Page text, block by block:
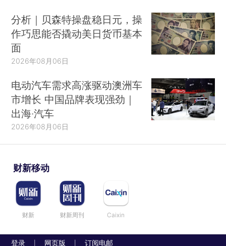
分析｜贝森特操盘稳日元，操
作巧思能否撬动美日货币基本
面
2026年08月06日
电动汽车需求高涨驱动澳洲车
市增长 中国品牌表现强劲｜
出海·汽车
2026年08月06日
财新移动
财新 财新周刊 Caixin
登录 网页版 订阅电邮